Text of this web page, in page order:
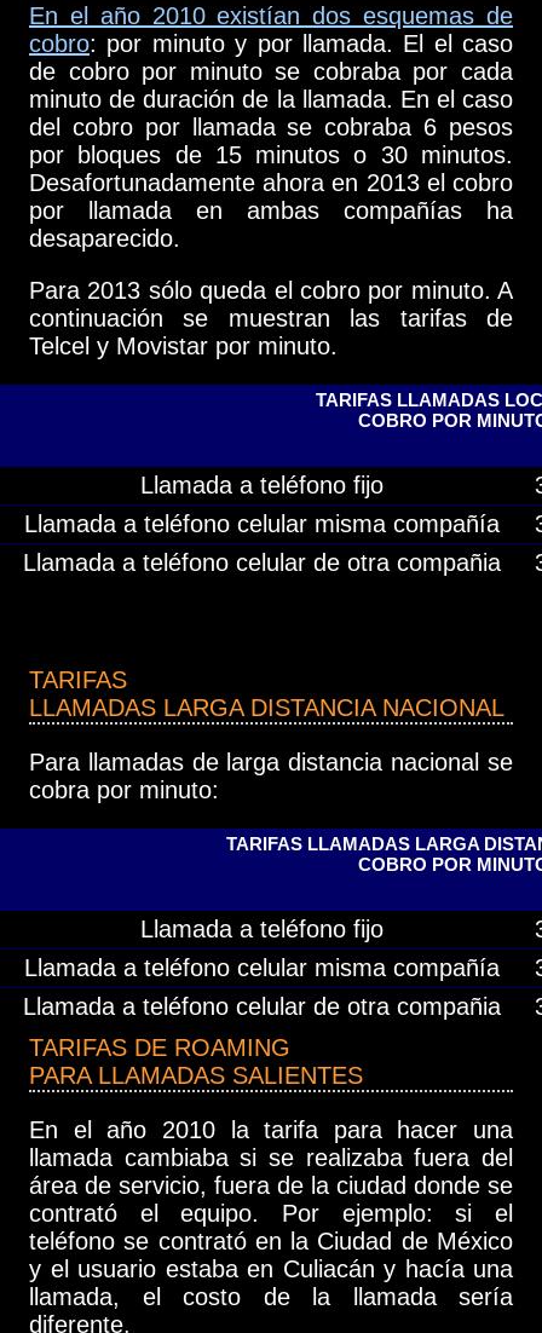
En el año 2010 existían dos esquemas de
cobro: por minuto y por llamada. El el caso
de cobro por minuto se cobraba por cada
minuto de duración de la llamada. En el caso
del cobro por llamada se cobraba 6 pesos
por bloques de 15 minutos o 30 minutos.
Desafortunadamente ahora en 2013 el cobro
por llamada en ambas compañías ha
desaparecido.
Para 2013 sólo queda el cobro por minuto. A
continuación se muestran las tarifas de
Telcel y Movistar por minuto.
TARIFAS LLAMADAS
COBRO POR
Llamada a teléfono fijo
Llamada a teléfono celular misma compañía
Llamada a teléfono celular de otra compañia
TARIFAS
LLAMADAS LARGA DISTANCIA NACIONAL
Para llamadas de larga distancia nacional se
cobra por minuto:
TARIFAS LLAMADAS LARGA
COBRO POR
Llamada a teléfono fijo
Llamada a teléfono celular misma compañía
Llamada a teléfono celular de otra compañia
TARIFAS DE ROAMING
PARA LLAMADAS SALIENTES
En el año 2010 la tarifa para hacer una
llamada cambiaba si se realizaba fuera del
área de servicio, fuera de la ciudad donde se
contrató el equipo. Por ejemplo: si el
teléfono se contrató en la Ciudad de México
y el usuario estaba en Culiacán y hacía una
llamada, el costo de la llamada sería
diferente.